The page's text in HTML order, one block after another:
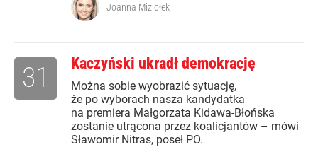
Joanna Miziołek
Kaczyński ukradł demokrację
Można sobie wyobrazić sytuację,
że po wyborach nasza kandydatka
na premiera Małgorzata Kidawa-Błońska
zostanie utrącona przez koalicjantów – mówi
Sławomir Nitras, poseł PO.
31